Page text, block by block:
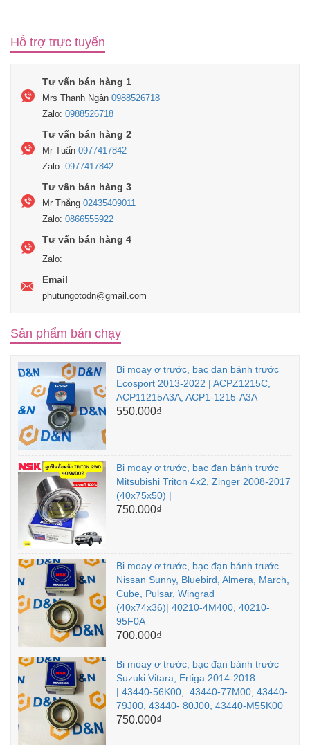
Hỗ trợ trực tuyến
Tư vấn bán hàng 1
Mrs Thanh Ngân 0988526718
Zalo: 0988526718
Tư vấn bán hàng 2
Mr Tuấn 0977417842
Zalo: 0977417842
Tư vấn bán hàng 3
Mr Thắng 02435409011
Zalo: 0866555922
Tư vấn bán hàng 4
Zalo:
Email
phutungotodn@gmail.com
Sản phẩm bán chạy
Bi moay ơ trước, bạc đạn bánh trước
Ecosport 2013-2022 | ACPZ1215C,
ACP11215A3A, ACP1-1215-A3A
550.000₫
Bi moay ơ trước, bạc đạn bánh trước
Mitsubishi Triton 4x2, Zinger 2008-2017
(40x75x50) |
750.000₫
Bi moay ơ trước, bạc đạn bánh trước
Nissan Sunny, Bluebird, Almera, March,
Cube, Pulsar, Wingrad
(40x74x36)| 40210-4M400, 40210-
95F0A
700.000₫
Bi moay ơ trước, bạc đạn bánh trước
Suzuki Vitara, Ertiga 2014-2018
| 43440-56K00, 43440-77M00, 43440-
79J00, 43440- 80J00, 43440-M55K00
750.000₫